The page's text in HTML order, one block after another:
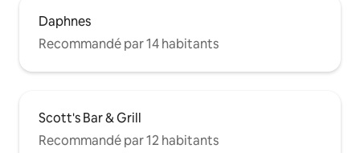
Daphnes
Recommandé par 14 habitants
Scott's Bar & Grill
Recommandé par 12 habitants